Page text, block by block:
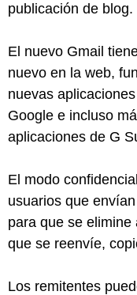
publicación de blog.
El nuevo Gmail
nuevo en la web,
nuevas
Google e incluso
aplicaciones de G
El modo
usuarios que
para que se
que se reenvíe,
Los remitentes